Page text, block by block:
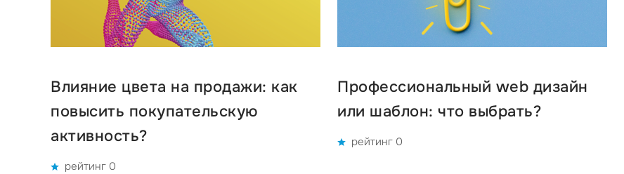
Влияние цвета на продажи: как
повысить покупательскую
активность?
рейтинг 0
Профессиональный web дизайн
или шаблон: что выбрать?
рейтинг 0